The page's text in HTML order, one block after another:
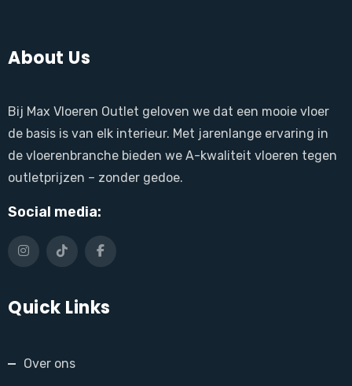
About Us
Bij Max Vloeren Outlet geloven we dat een mooie vloer
de basis is van elk interieur. Met jarenlange ervaring in
de vloerenbranche bieden we A-kwaliteit vloeren tegen
outletprijzen – zonder gedoe.
Social media:
Quick Links
Over ons